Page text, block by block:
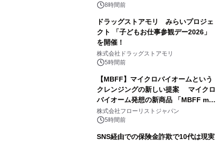
ぐっと豊かに
8時間前
ドラッグストアモリ みらいプロジェ
クト 「子どもお仕事参観デー2026」
を開催！
株式会社ドラッグストアモリ
5時間前
【MBFF】マイクロバイオームという
クレンジングの新しい提案 マイクロ
バイオーム発想の新商品 「MBFF mb
クレンジングPRO」を2026年8月6日
発売
株式会社フローリストジャパン
5時間前
SNS経由での保険金詐欺で10代は現実